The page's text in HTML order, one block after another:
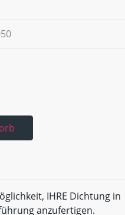
IHRE Dichtung in
anzufertigen.